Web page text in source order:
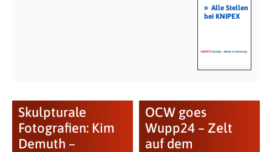
» Alle Stellen
bei KNIPEX
Skulpturale
Fotografien: Kim
Demuth –
OCW goes
Wupp24 – Zelt
auf dem